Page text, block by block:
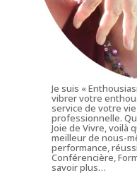
Je suis «
vibrer votre
service de votre
professionnelle.
Joie de Vivre, voilà
meilleur de nous-
performance,
Conférencière,
savoir plus…